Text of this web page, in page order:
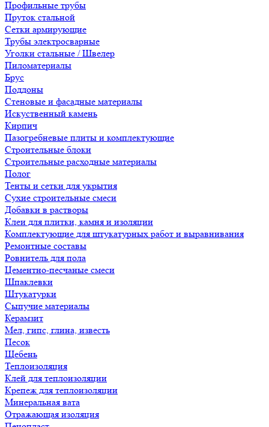
Профильные трубы
Пруток стальной
Сетки армирующие
Трубы электросварные
Уголки стальные / Швелер
Пиломатериалы
Брус
Поддоны
Стеновые и фасадные материалы
Искуственный камень
Кирпич
Пазогребневые плиты и комплектующие
Строительные блоки
Строительные расходные материалы
Полог
Тенты и сетки для укрытия
Сухие строительные смеси
Добавки в растворы
Клеи для плитки, камня и изоляции
Комплектующие для штукатурных работ и выравнивания
Ремонтные составы
Ровнитель для пола
Цементно-песчаные смеси
Шпаклевки
Штукатурки
Сыпучие материалы
Керамзит
Мел, гипс, глина, известь
Песок
Щебень
Теплоизоляция
Клей для теплоизоляции
Крепеж для теплоизоляции
Минеральная вата
Отражающая изоляция